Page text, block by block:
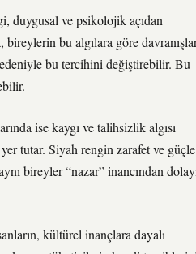
duygusal ve psikolojik açıdan
bu algılara göre
bu tercihini değiştirebilir. Bu
ise kaygı ve talihsizlik algısı
tutar. Siyah rengin zarafet ve güçle
bireyler “nazar” inancından
kültürel inançlara dayalı